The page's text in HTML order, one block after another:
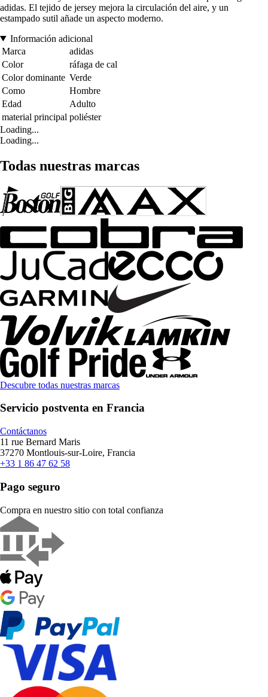
adidas. El tejido de jersey mejora la circulación del aire, y un
estampado sutil añade un aspecto moderno.
Información adicional
Marca
adidas
Color
ráfaga de cal
Color dominante Verde
Como
Hombre
Edad
Adulto
material principal poliéster
Loading...
Loading...
Todas nuestras marcas
Descubre todas nuestras marcas
Servicio postventa en Francia
Contáctanos
11 rue Bernard Maris
37270 Montlouis-sur-Loire, Francia
+33 1 86 47 62 58
Pago seguro
Compra en nuestro sitio con total confianza